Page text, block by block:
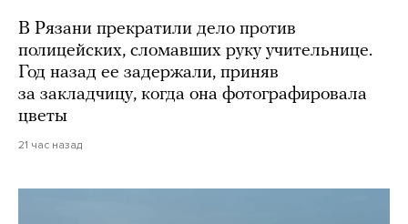
В Рязани прекратили дело против
полицейских, сломавших руку учительнице.
Год назад ее задержали, приняв
за закладчицу, когда она фотографировала
цветы
21 час назад